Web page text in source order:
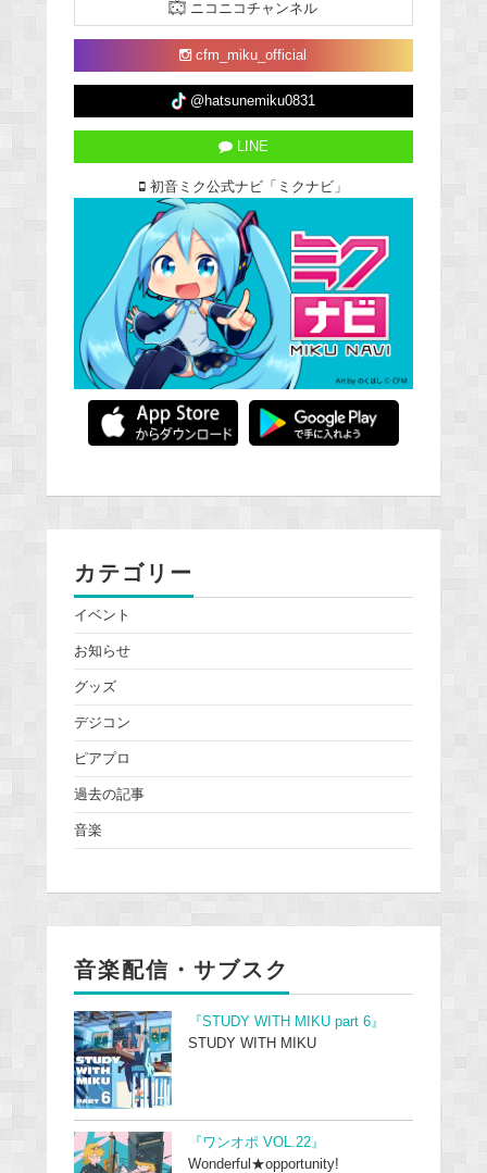
ニコニコチャンネル
cfm_miku_official
@hatsunemiku0831
LINE
初音ミク公式ナビ「ミクナビ」
カテゴリー
イベント
お知らせ
グッズ
デジコン
ピアプロ
過去の記事
音楽
音楽配信・サブスク
『STUDY WITH MIKU part 6』
STUDY WITH MIKU
『ワンオポ VOL.22』
Wonderful★opportunity!